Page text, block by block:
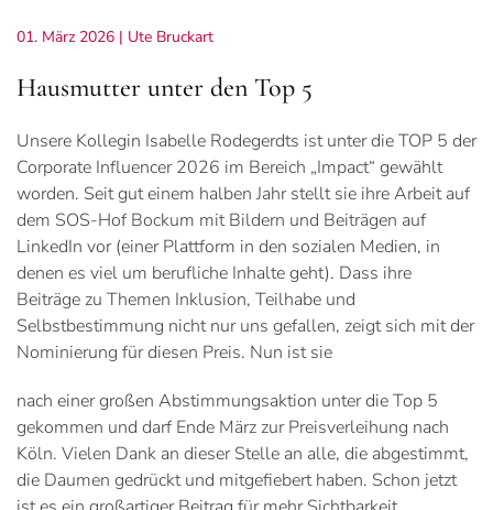
01. März 2026 | Ute Bruckart
Hausmutter unter den Top 5
Unsere Kollegin Isabelle Rodegerdts ist unter die TOP 5 der
Corporate Influencer 2026 im Bereich „Impact“ gewählt
worden. Seit gut einem halben Jahr stellt sie ihre Arbeit auf
dem SOS-Hof Bockum mit Bildern und Beiträgen auf
LinkedIn vor (einer Plattform in den sozialen Medien, in
denen es viel um berufliche Inhalte geht). Dass ihre
Beiträge zu Themen Inklusion, Teilhabe und
Selbstbestimmung nicht nur uns gefallen, zeigt sich mit der
Nominierung für diesen Preis. Nun ist sie
nach einer großen Abstimmungsaktion unter die Top 5
gekommen und darf Ende März zur Preisverleihung nach
Köln. Vielen Dank an dieser Stelle an alle, die abgestimmt,
die Daumen gedrückt und mitgefiebert haben. Schon jetzt